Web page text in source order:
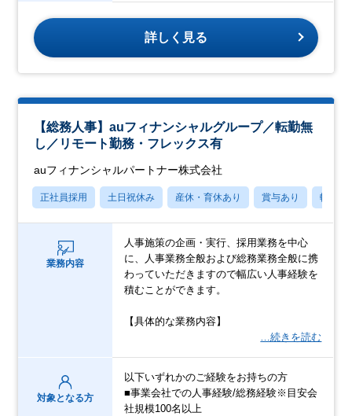
詳しく見る
【総務人事】auフィナンシャルグループ／転勤無
し／リモート勤務・フレックス有
auフィナンシャルパートナー株式会社
正社員採用 土日祝休み 産休・育休あり 賞与あり 転勤な
業務内容
人事施策の企画・実行、採用業務を中心
に、人事業務全般および総務業務全般に携
わっていただきますので幅広い人事経験を
積むことができます。
【具体的な業務内容】
…続きを読む
対象となる方
以下いずれかのご経験をお持ちの方
■事業会社での人事経験/総務経験※目安会
社規模100名以上